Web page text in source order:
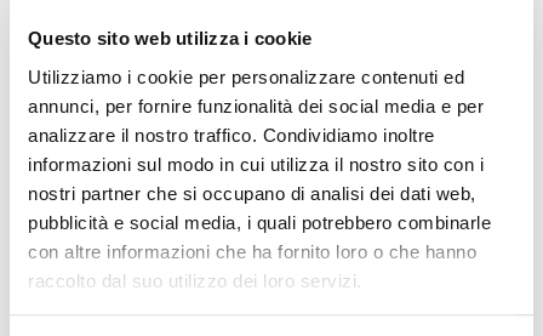
Questo sito web utilizza i cookie
Utilizziamo i cookie per personalizzare contenuti ed
annunci, per fornire funzionalità dei social media e per
analizzare il nostro traffico. Condividiamo inoltre
informazioni sul modo in cui utilizza il nostro sito con i
nostri partner che si occupano di analisi dei dati web,
pubblicità e social media, i quali potrebbero combinarle
con altre informazioni che ha fornito loro o che hanno
raccolto dal suo utilizzo dei loro servizi.
visualizzare il sito web e tutti i suoi contenuti anche
fruendo dei relativi servizi ivi disponibili.
ART. 4 – MARCHI
Tutti i marchi e i disegni distintivi presenti sul sito
web, anche relative alle singole attività svolte dal
Titolare, sono esclusiva del Titolare medesimo o delle
società a lui referenti.
Il Titolare ha la facoltà di fare uso esclusivo di tali
marchi. Pertanto qualsiasi uso non consentito, non